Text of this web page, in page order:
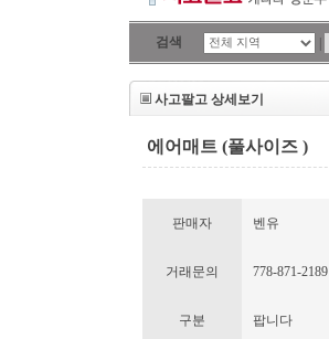
검색 |
사고팔고 상세보기
에어매트 (풀사이즈 )
판매자 벤유
거래문의 778-871-2189
구분 팝니다